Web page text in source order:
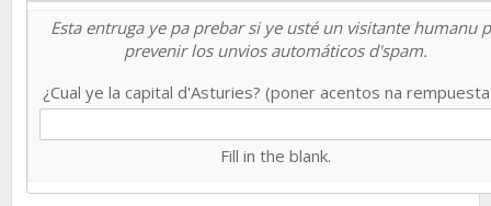
Esta entruga ye pa prebar si ye usté un visitante humanu
prevenir los unvios automáticos d'spam.
¿Cual ye la capital d'Asturies? (poner acentos na
Fill in the blank.